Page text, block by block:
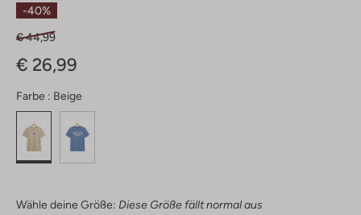
-40%
€ 44,99
€ 26,99
Farbe : Beige
Wähle deine Größe: Diese Größe fällt normal aus